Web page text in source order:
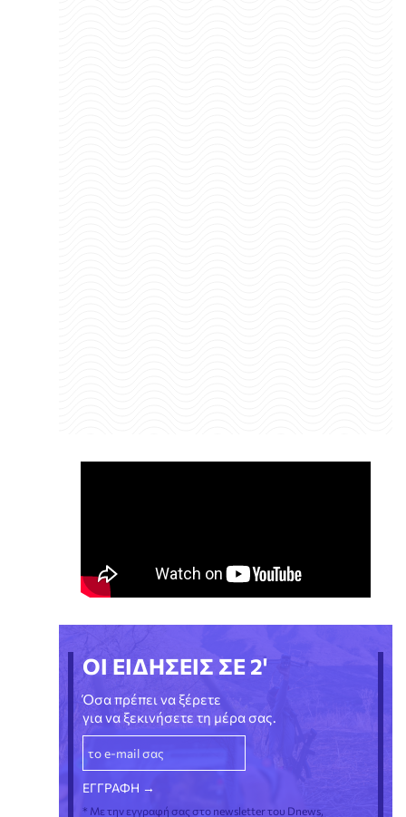
ΟΙ ΕΙΔΗΣΕΙΣ ΣΕ 2'
Όσα πρέπει να ξέρετε
για να ξεκινήσετε τη μέρα σας.
* Με την εγγραφή σας στο newsletter του Dnews,